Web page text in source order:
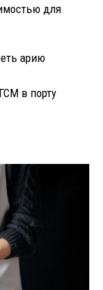
для
арию
в порту